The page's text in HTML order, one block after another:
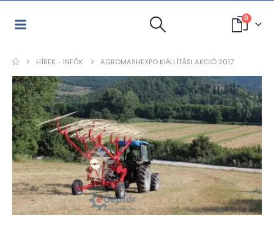
0
HÍREK - INFŐK AGROMASHEXPO KIÁLLÍTÁSI AKCIÓ 2017